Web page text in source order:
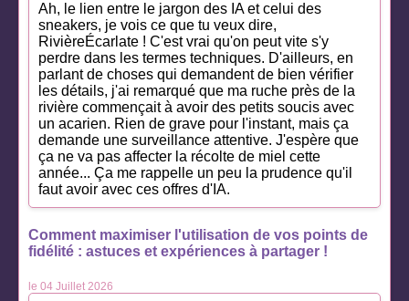
Ah, le lien entre le jargon des IA et celui des
sneakers, je vois ce que tu veux dire,
RivièreÉcarlate ! C'est vrai qu'on peut vite s'y
perdre dans les termes techniques. D'ailleurs, en
parlant de choses qui demandent de bien vérifier
les détails, j'ai remarqué que ma ruche près de la
rivière commençait à avoir des petits soucis avec
un acarien. Rien de grave pour l'instant, mais ça
demande une surveillance attentive. J'espère que
ça ne va pas affecter la récolte de miel cette
année... Ça me rappelle un peu la prudence qu'il
faut avoir avec ces offres d'IA.
Comment maximiser l'utilisation de vos points de
fidélité : astuces et expériences à partager !
le 04 Juillet 2026